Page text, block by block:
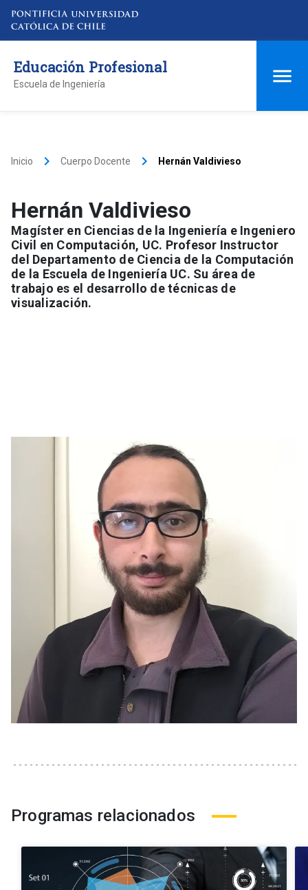
Educación Profesional
Escuela de Ingeniería
Inicio keyboard_arrow_right Cuerpo Docente keyboard_arrow_right Hernán Valdivieso
Hernán Valdivieso
Magíster en Ciencias de la Ingeniería e Ingeniero
Civil en Computación, UC. Profesor Instructor
del Departamento de Ciencia de la Computación
de la Escuela de Ingeniería UC. Su área de
trabajo es el desarrollo de técnicas de
visualización.
Programas relacionados